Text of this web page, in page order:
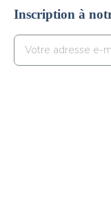
Inscription à